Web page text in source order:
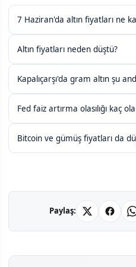
7 Haziran'da altın fiyatları ne
Altın fiyatları neden düştü?
Kapalıçarşı'da gram altın şu
Fed faiz artırma olasılığı kaç
Bitcoin ve gümüş fiyatları da
Paylaş: